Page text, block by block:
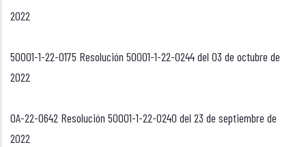
2022
50001-1-22-0175 Resolución 50001-1-22-0244 del 03 de octubre de
2022
OA-22-0642 Resolución 50001-1-22-0240 del 23 de septiembre de
2022